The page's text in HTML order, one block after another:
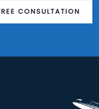
CONSULTATION